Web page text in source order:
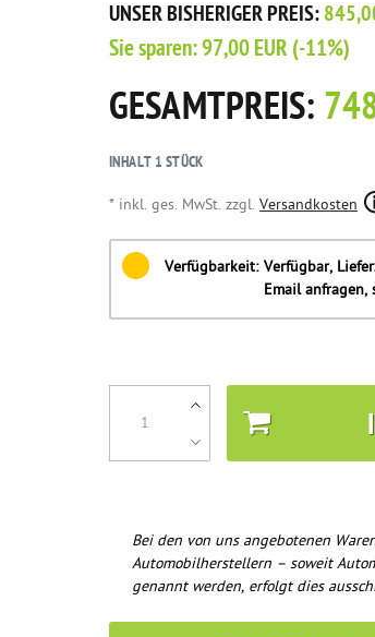
UNSER BISHERIGER PREIS:
Sie sparen:97,00 EUR(-11%)
GESAMTPREIS:
INHALT 1STÜCK
* inkl. ges. MwSt. zzgl. Versandkosten
Verfügbarkeit: Verfügbar,
Email anfragen,
Bei den von uns angebotenen
Automobilherstellern – soweit
genannt werden, erfolgt dies